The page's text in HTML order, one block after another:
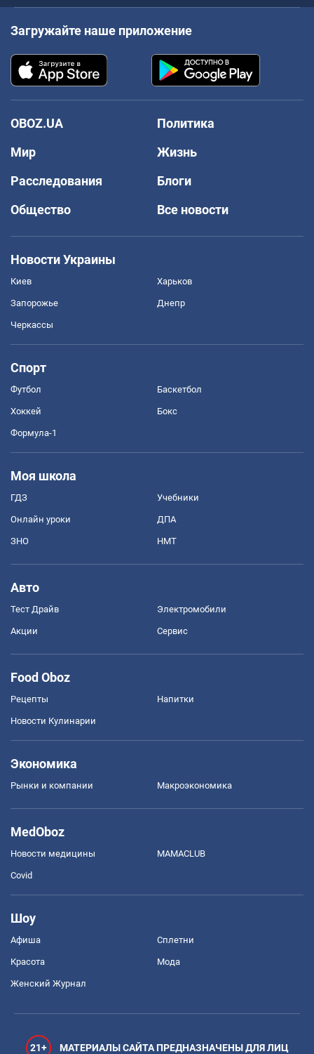
Загружайте наше приложение
OBOZ.UA
Политика
Мир
Жизнь
Расследования
Блоги
Общество
Все новости
Новости Украины
Киев Харьков
Запорожье Днепр
Черкассы
Спорт
Футбол Баскетбол
Хоккей Бокс
Формула-1
Моя школа
ГДЗ Учебники
Онлайн уроки ДПА
ЗНО НМТ
Авто
Тест Драйв Электромобили
Акции Сервис
Food Oboz
Рецепты Напитки
Новости Кулинарии
Экономика
Рынки и компании Mакроэкономика
MedOboz
Новости медицины MAMACLUB
Covid
Шоу
Афиша Сплетни
Красота Мода
Женский Журнал
21+
МАТЕРИАЛЫ САЙТА ПРЕДНАЗНАЧЕНЫ ДЛЯ ЛИЦ